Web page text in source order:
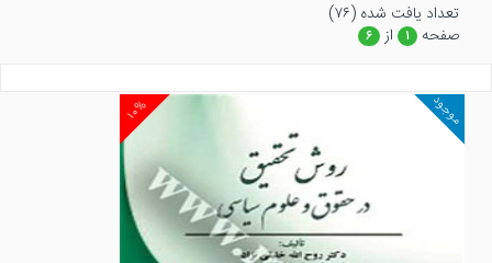
تعداد يافت شده (۷۶)
صفحه
۱ از ۶
۱۰% موجود